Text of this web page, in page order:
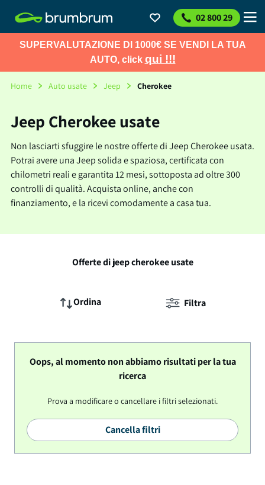
02 800 29
SUPERVALUTAZIONE DI 1000€ SE VENDI LA TUA
AUTO, click qui !!!
Home Auto usate Jeep Cherokee
Jeep Cherokee usate
Non lasciarti sfuggire le nostre offerte di Jeep Cherokee usata.
Potrai avere una Jeep solida e spaziosa, certificata con
chilometri reali e garantita 12 mesi, sottoposta ad oltre 300
controlli di qualità. Acquista online, anche con
finanziamento, e la ricevi comodamente a casa tua.
Offerte di jeep cherokee usate
Ordina Filtra
Oops, al momento non abbiamo risultati per la tua
ricerca
Prova a modificare o cancellare i filtri selezionati.
Cancella filtri